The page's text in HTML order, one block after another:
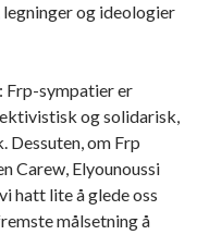
legninger og ideologier
Frp-sympatier er
og solidarisk,
om Frp
Carew, Elyounoussi
hatt lite å glede oss
målsetning å